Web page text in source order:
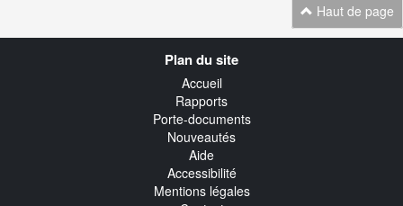
Haut de page
Plan du site
Accueil
Rapports
Porte-documents
Nouveautés
Aide
Accessibilité
Mentions légales